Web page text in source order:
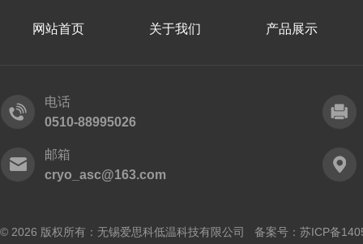
网站首页 关于我们 产品展示
电话
0510-88995026
邮箱
cryo_asc@163.com
© 2026 版权所有：无锡爱思科低温科技有限公司 备案号： 苏ICP备